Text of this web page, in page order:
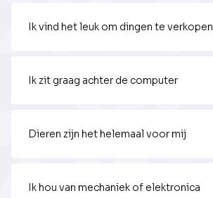
Ik vind het leuk om dingen te verkopen
Ik zit graag achter de computer
Dieren zijn het helemaal voor mij
Ik hou van mechaniek of elektronica